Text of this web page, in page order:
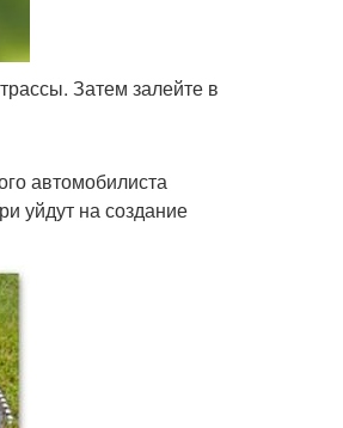
Затем залейте в
автомобилиста
уйдут на создание